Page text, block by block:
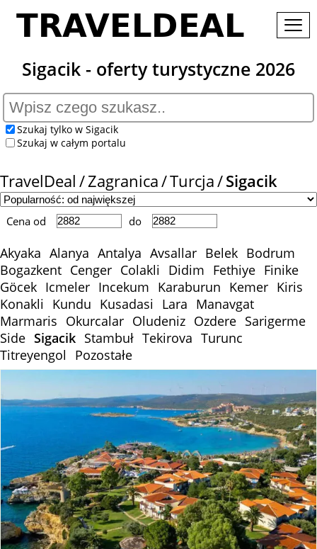
Sigacik - oferty turystyczne 2026
Szukaj tylko w Sigacik
Szukaj w całym portalu
TravelDeal Zagranica Turcja Sigacik
Cena od do
Akyaka Alanya Antalya Avsallar Belek Bodrum
Bogazkent Cenger Colakli Didim Fethiye Finike
Göcek Icmeler Incekum Karaburun Kemer Kiris
Konakli
Kundu Kusadasi Lara Manavgat
Marmaris Okurcalar Oludeniz Ozdere Sarigerme
Side Sigacik Stambuł Tekirova Turunc
Titreyengol
Pozostałe